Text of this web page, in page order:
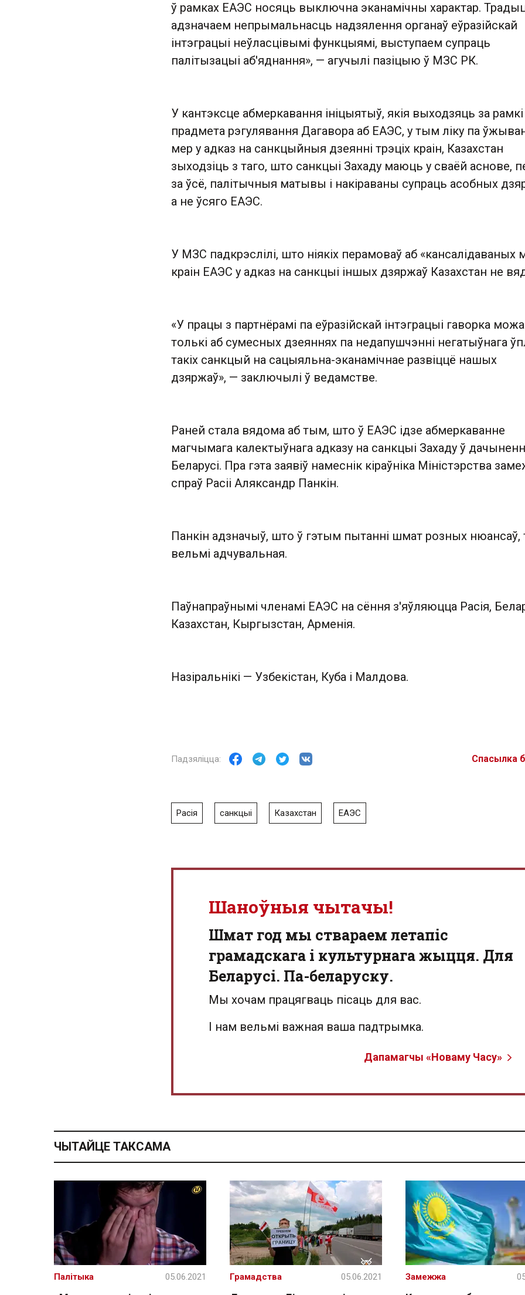
ў рамках ЕАЭС носяць выключна эканамічны характар.
адзначаем непрымальнасць надзялення органаў еўразійскай
інтэграцыі неўласцівымі функцыямі, выступаем супраць
палітызацыі аб'яднання», — агучылі пазіцыю ў МЗС РК.
У кантэксце абмеркавання ініцыятыў, якія выходзяць за рамкі
прадмета рэгулявання Дагавора аб ЕАЭС, у тым ліку па
мер у адказ на санкцыйныя дзеянні трэціх краін, Казахстан
зыходзіць з таго, што санкцыі Захаду маюць у сваёй аснове,
за ўсё, палітычныя матывы і накіраваны супраць асобных
а не ўсяго ЕАЭС.
У МЗС падкрэслілі, што ніякіх перамоваў аб «кансалідаваных
краін ЕАЭС у адказ на санкцыі іншых дзяржаў Казахстан не
«У працы з партнёрамі па еўразійскай інтэграцыі гаворка можа
толькі аб сумесных дзеяннях па недапушчэнні негатыўнага
такіх санкцый на сацыяльна-эканамічнае развіццё нашых
дзяржаў», — заключылі ў ведамстве.
Раней стала вядома аб тым, што ў ЕАЭС ідзе абмеркаванне
магчымага калектыўнага адказу на санкцыі Захаду ў
Беларусі. Пра гэта заявіў намеснік кіраўніка Міністэрства
спраў Расіі Аляксандр Панкін.
Панкін адзначыў, што ў гэтым пытанні шмат розных нюансаў,
вельмі адчувальная.
Паўнапраўнымі членамі ЕАЭС на сёння з'яўляюцца Расія,
Казахстан, Кыргызстан, Арменія.
Назіральнікі — Узбекістан, Куба і Малдова.
Спасылка
Расія санкцыі Казахстан ЕАЭС
Шаноўныя чытачы!
Шмат год мы ствараем летапіс
грамадскага і культурнага жыцця. Для
Беларусі. Па-беларуску.
Мы хочам працягваць пісаць для вас.
І нам вельмі важная ваша падтрымка.
Дапамагчы «Новаму Часу»
ЧЫТАЙЦЕ ТАКСАМА
Палітыка 05.06.2021 Грамадства 05.06.2021 Замежжа